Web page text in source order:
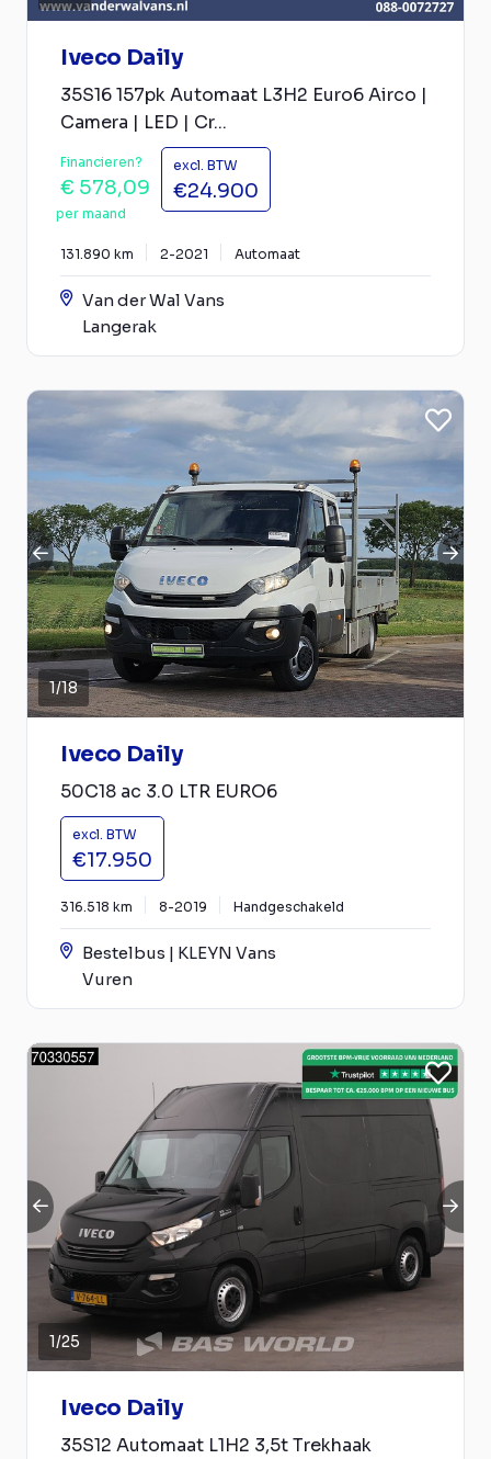
Iveco Daily
35S16 157pk Automaat L3H2 Euro6 Airco |
Camera | LED | Cr...
Financieren?
€ 578,09
per maand
excl. BTW
€24.900
131.890 km 2-2021 Automaat
Van der Wal Vans
Langerak
1/18
Iveco Daily
50C18 ac 3.0 LTR EURO6
excl. BTW
€17.950
316.518 km 8-2019 Handgeschakeld
Bestelbus | KLEYN Vans
Vuren
1/25
Iveco Daily
35S12 Automaat L1H2 3,5t Trekhaak